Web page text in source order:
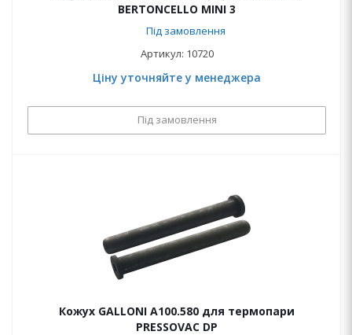
BERTONCELLO MINI 3
Під замовлення
Артикул: 10720
Ціну уточняйте у менеджера
Під замовлення
Кожух GALLONI A100.580 для термопари
PRESSOVAC DP